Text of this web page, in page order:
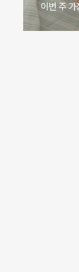
이번 주 가